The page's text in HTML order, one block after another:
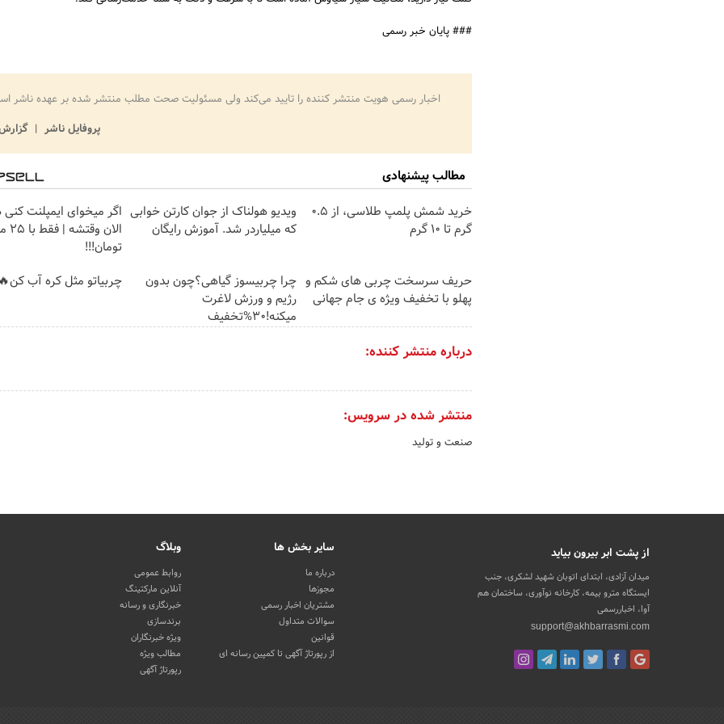
### پایان خبر رسمی
اخبار رسمی هویت منتشر کننده را تایید می‌کند ولی مسئولیت صحت مطلب منتشر شده بر عهده ناشر
پروفایل ناشر
مطالب پیشنهادی
خرید شمش پلمپ طلاسی، از ۰.۵
گرم تا ۱۰ گرم
ویدیو هولناک از جوان کارتن خوابی
که میلیاردر شد. آموزش رایگان
اگر میخوای ایمپلنت
تومان!!!
حریف سرسخت چربی های شکم و
پهلو با تخفیف ویژه ی جام جهانی
چرا چربیسوز گیاهی؟چون بدون
رژیم و ورزش لاغرت
میکنه!30%تخفیف
چربیاتو مثل کره آب کن🔥
درباره منتشر کننده:
منتشر شده در سرویس:
صنعت و تولید
از پشت ابر بیرون بیاید
میدان آزادی، ابتدای اتوبان شهید لشکری، جنب
ایستگاه مترو بیمه، کارخانه نوآوری، ساختمان هم
آوا، اخباررسمی
support@akhbarrasmi.com
سایر بخش ها
درباره ما
مجوزها
مشتریان اخبار رسمی
سوالات متداول
قوانین
از رپورتاژ آگهی تا کمپین رسانه ای
وبلاگ
روابط عمومی
آنلاین مارکتینگ
خبرنگاری و رسانه
برندسازی
ویژه خبرنگاران
مطالب ویژه
رپورتاژ آگهی